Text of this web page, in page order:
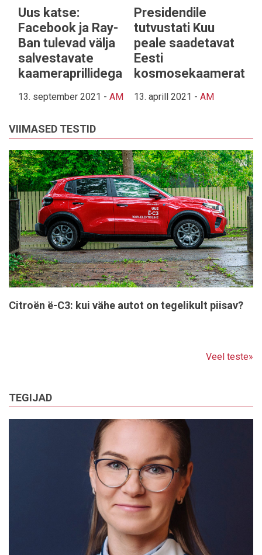
Uus katse:
Facebook ja Ray-
Ban tulevad välja
salvestavate
kaameraprillidega
13. september 2021 - AM
Presidendile
tutvustati Kuu
peale saadetavat
Eesti
kosmosekaamerat
13. aprill 2021 - AM
VIIMASED TESTID
Citroën ë-C3: kui vähe autot on tegelikult piisav?
Veel teste»
TEGIJAD